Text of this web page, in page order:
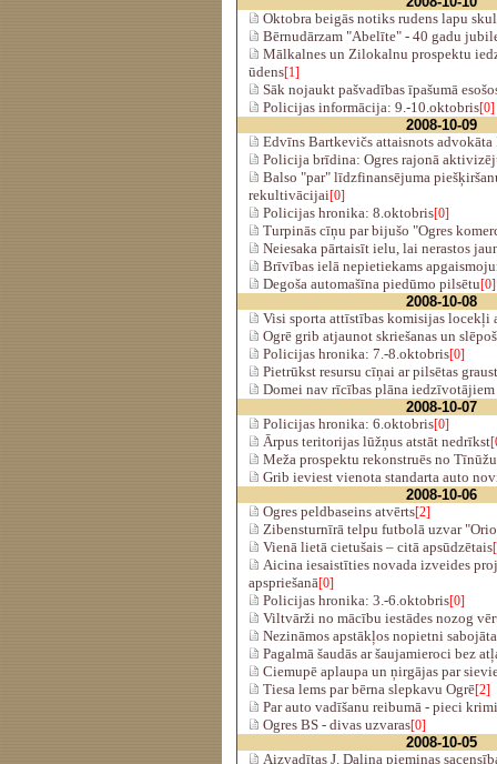
Oktobra beigās notiks rudens lapu
Bērnudārzam "Abelīte" - 40 gadu
Mālkalnes un Zilokalnu prospektu
ūdens[1]
Sāk nojaukt pašvadības īpašumā
Policijas informācija: 9.-10.oktobris[0]
2008-10-09
Edvīns Bartkevičs attaisnots
Policija brīdina: Ogres rajonā
Balso "par" līdzfinansējuma
rekultivācijai[0]
Policijas hronika: 8.oktobris[0]
Turpinās cīņu par bijušo "Ogres
Neiesaka pārtaisīt ielu, lai nerastos
Brīvības ielā nepietiekams
Degoša automašīna piedūmo pilsētu[0]
2008-10-08
Visi sporta attīstības komisijas locekļi
Ogrē grib atjaunot skriešanas un
Policijas hronika: 7.-8.oktobris[0]
Pietrūkst resursu cīņai ar pilsētas
Domei nav rīcības plāna
2008-10-07
Policijas hronika: 6.oktobris[0]
Ārpus teritorijas lūžņus atstāt nedrīkst
Meža prospektu rekonstruēs no
Grib ieviest vienota standarta auto
2008-10-06
Ogres peldbaseins atvērts[2]
Zibensturnīrā telpu futbolā uzvar
Vienā lietā cietušais – citā apsūdzētais
Aicina iesaistīties novada izveides
apspriešanā[0]
Policijas hronika: 3.-6.oktobris[0]
Viltvārži no mācību iestādes nozog
Nezināmos apstākļos nopietni
Pagalmā šaudās ar šaujamieroci bez
Ciemupē aplaupa un ņirgājas par
Tiesa lems par bērna slepkavu Ogrē[2]
Par auto vadīšanu reibumā - pieci
Ogres BS - divas uzvaras[0]
2008-10-05
Aizvadītas J. Daliņa piemiņas